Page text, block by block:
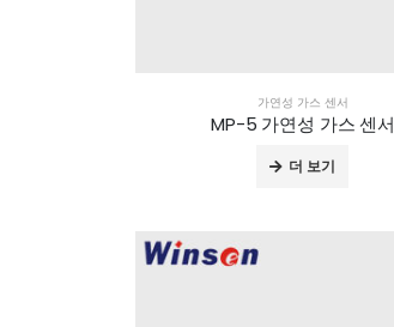
가연성 가스 센서
MP-5 가연성 가스 센서
더 보기